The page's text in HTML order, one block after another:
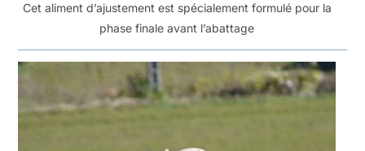
Cet aliment d’ajustement est spécialement formulé pour la
phase finale avant l’abattage